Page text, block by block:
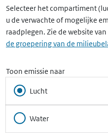
Selecteer het compartiment
u de verwachte of mogelijke
raadplegen. Zie de website
de groepering van de
Toon emissie naar
Lucht
Water